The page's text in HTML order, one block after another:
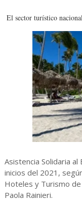
El sector turístico
Asistencia Solidaria al
inicios del 2021,
Hoteles y Turismo de
Paola Rai­nieri.